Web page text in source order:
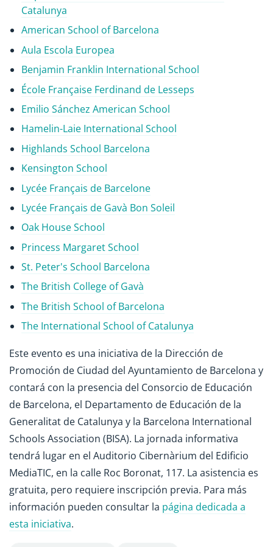
Catalunya
American School of Barcelona
Aula Escola Europea
Benjamin Franklin International School
École Française Ferdinand de Lesseps
Emilio Sánchez American School
Hamelin-Laie International School
Highlands School Barcelona
Kensington School
Lycée Français de Barcelone
Lycée Français de Gavà Bon Soleil
Oak House School
Princess Margaret School
St. Peter's School Barcelona
The British College of Gavà
The British School of Barcelona
The International School of Catalunya
Este evento es una iniciativa de la Dirección de
Promoción de Ciudad del Ayuntamiento de Barcelona y
contará con la presencia del Consorcio de Educación
de Barcelona, el Departamento de Educación de la
Generalitat de Catalunya y la Barcelona International
Schools Association (BISA). La jornada informativa
tendrá lugar en el Auditorio Cibernàrium del Edificio
MediaTIC, en la calle Roc Boronat, 117. La asistencia es
gratuita, pero requiere inscripción previa. Para más
información pueden consultar la página dedicada a
esta iniciativa.